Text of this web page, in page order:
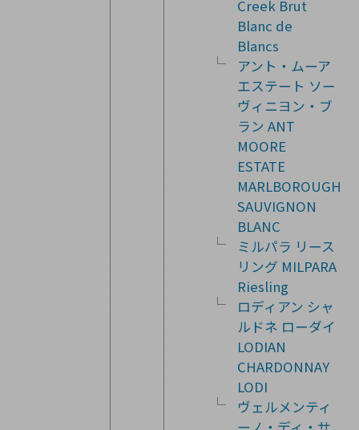
Creek Brut
Blanc de
Blancs
アント・ムーア
エステート ソー
ヴィニヨン・ブ
ラン ANT
MOORE
ESTATE
MARLBOROUGH
SAUVIGNON
BLANC
ミルパラ リース
リング MILPARA
Riesling
ロディアン シャ
ルドネ ローダイ
LODIAN
CHARDONNAY
LODI
ヴェルメンティ